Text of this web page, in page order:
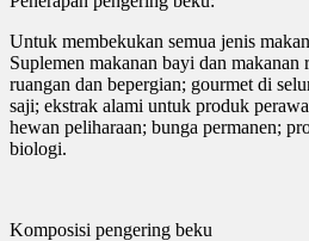
Untuk membekukan semua jenis
Suplemen makanan bayi dan makanan
ruangan dan bepergian; gourmet di
saji; ekstrak alami untuk produk
hewan peliharaan; bunga permanen;
biologi.
Komposisi pengering beku